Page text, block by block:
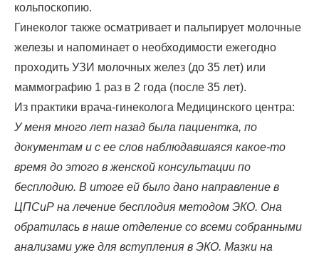
кольпоскопию.
Гинеколог также осматривает и пальпирует молочные
железы и напоминает о необходимости ежегодно
проходить УЗИ молочных желез (до 35 лет) или
маммографию 1 раз в 2 года (после 35 лет).
Из практики врача-гинеколога Медицинского центра:
У меня много лет назад была пациентка, по
документам и с ее слов наблюдавшаяся какое-то
время до этого в женской консультации по
бесплодию. В итоге ей было дано направление в
ЦПСиР на лечение бесплодия методом ЭКО. Она
обратилась в наше отделение со всеми собранными
анализами уже для вступления в ЭКО. Мазки на